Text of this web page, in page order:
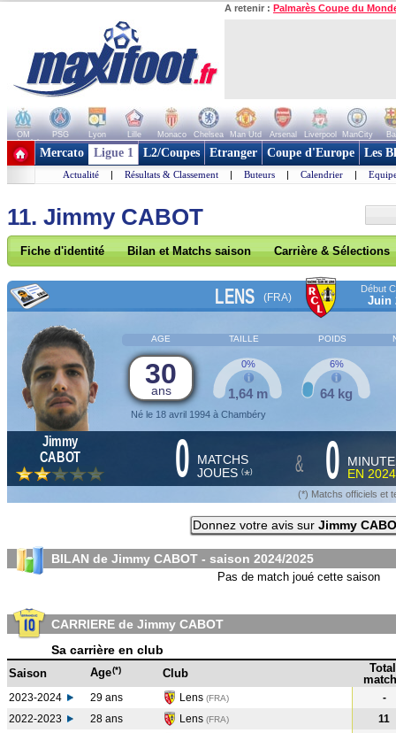
A retenir : Palmarès Coupe du
OM PSG Lyon Lille Monaco Chelsea Man Utd Arsenal Liverpool ManCity
+ de clubs
Mercato Ligue 1 L2/Coupes Etranger Coupe d'Europe Les
Actualité | Résultats & Classement | Buteurs | Calendrier |
11. Jimmy CABOT
Fiche d'identité Bilan et Matchs saison Carrière & Sélections
LENS (FRA)
Début
Juin
AGE TAILLE POIDS
30
ans
Né le 18 avril 1994 à Chambéry
1,64 m
0%
64 kg
6%
Jimmy
CABOT
0 MATCHS
JOUES (*) & 0
EN
(*) Matchs officiels et
Donnez votre avis sur Jimmy
BILAN de Jimmy CABOT - saison 2024/2025
Pas de match joué cette saison
CARRIERE de Jimmy CABOT
Sa carrière en club
Saison Age(*) Club
Total
2023-2024 29 ans Lens (FRA)
-
2022-2023
28 ans Lens (FRA)
11